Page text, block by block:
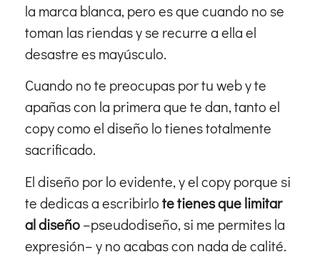
la marca blanca, pero es que cuando no se
toman las riendas y se recurre a ella el
desastre es mayúsculo.
Cuando no te preocupas por tu web y te
apañas con la primera que te dan, tanto el
copy como el diseño lo tienes totalmente
sacrificado.
El diseño por lo evidente, y el copy porque si
te dedicas a escribirlote tienes que limitar
al diseño–pseudodiseño, si me permites la
expresión– y no acabas con nada de calité.